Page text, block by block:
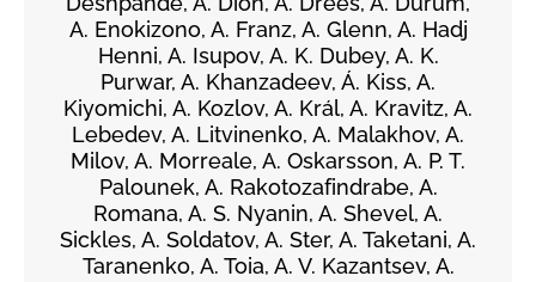
A. Enokizono, A. Franz, A. Glenn, A. Hadj
Henni, A. Isupov, A. K. Dubey, A. K.
Purwar, A. Khanzadeev, Á. Kiss, A.
Kiyomichi, A. Kozlov, A. Král, A. Kravitz, A.
Lebedev, A. Litvinenko, A. Malakhov, A.
Milov, A. Morreale, A. Oskarsson, A. P. T.
Palounek, A. Rakotozafindrabe, A.
Romana, A. S. Nyanin, A. Shevel, A.
Sickles, A. Soldatov, A. Ster, A. Taketani, A.
Taranenko, A. Toia, A. V. Kazantsev, A.